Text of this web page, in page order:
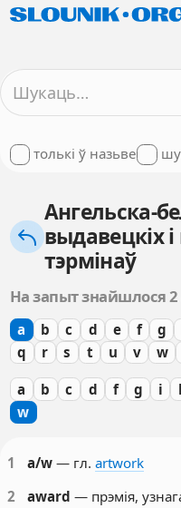
толькі ў назьве
Ангельска-
выдавецкіх
тэрмінаў
На запыт знайшлося
a b c d e f g
q
r s t u v w
a b c d f g i l
w
1 a/w — гл.artwork
2
award — прэмія,